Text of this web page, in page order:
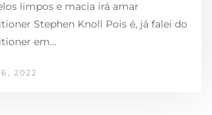
limpos e macia irá amar
Stephen Knoll Pois é, já falei do
em…
2022